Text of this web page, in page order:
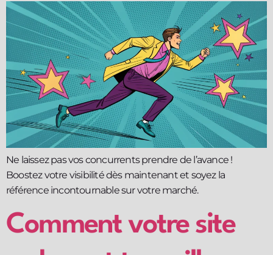
Ne laissez pas vos concurrents prendre de l’avance !
Boostez votre visibilité dès maintenant et soyez la
référence incontournable sur votre marché.
Comment votre site